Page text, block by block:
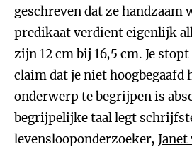
geschreven dat ze handzaam
predikaat verdient eigenlijk
zijn 12 cm bij 16,5 cm. Je
claim dat je niet
onderwerp te begrijpen is
begrijpelijke taal legt
levenslooponderzoeker,